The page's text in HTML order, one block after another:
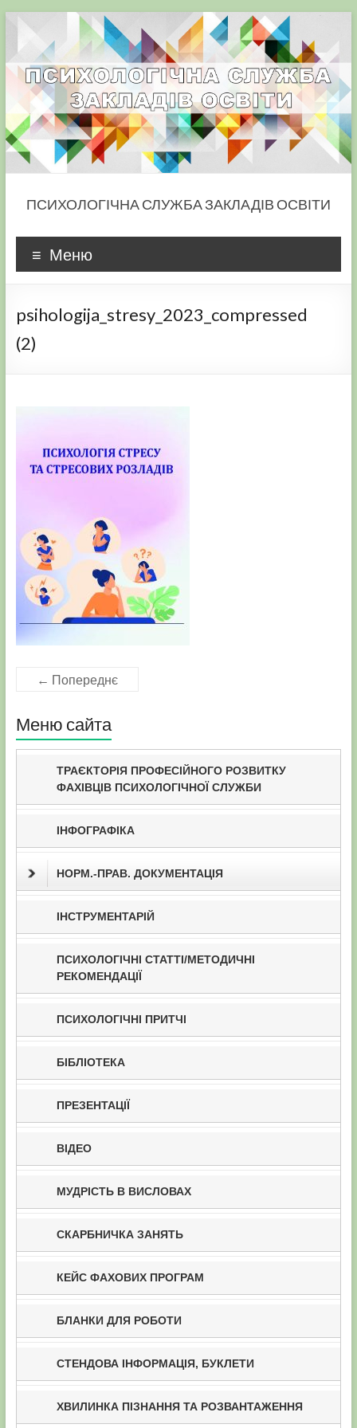
content
ПСИХОЛОГІЧНА СЛУЖБА ЗАКЛАДІВ ОСВІТИ
Меню
psihologija_stresy_2023_compressed
(2)
← Попереднє
Меню сайта
ТРАЄКТОРІЯ ПРОФЕСІЙНОГО РОЗВИТКУ
ФАХІВЦІВ ПСИХОЛОГІЧНОЇ СЛУЖБИ
ІНФОГРАФІКА
НОРМ.-ПРАВ. ДОКУМЕНТАЦІЯ
ІНСТРУМЕНТАРІЙ
ПСИХОЛОГІЧНІ СТАТТІ/МЕТОДИЧНІ
РЕКОМЕНДАЦІЇ
ПСИХОЛОГІЧНІ ПРИТЧІ
БІБЛІОТЕКА
ПРЕЗЕНТАЦІЇ
ВІДЕО
МУДРІСТЬ В ВИСЛОВАХ
СКАРБНИЧКА ЗАНЯТЬ
КЕЙС ФАХОВИХ ПРОГРАМ
БЛАНКИ ДЛЯ РОБОТИ
СТЕНДОВА ІНФОРМАЦІЯ, БУКЛЕТИ
ХВИЛИНКА ПІЗНАННЯ ТА РОЗВАНТАЖЕННЯ